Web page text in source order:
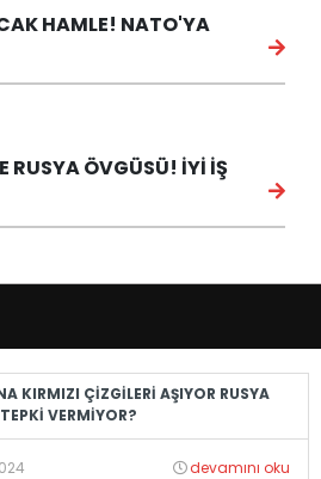
HAMLE! NATO'YA
RUSYA ÖVGÜSÜ! İYİ İŞ
KIRMIZI ÇİZGİLERİ AŞIYOR RUSYA
VERMİYOR?
devamını oku